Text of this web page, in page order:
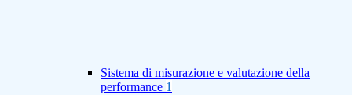
Sistema di misurazione e valutazione della
performance 1